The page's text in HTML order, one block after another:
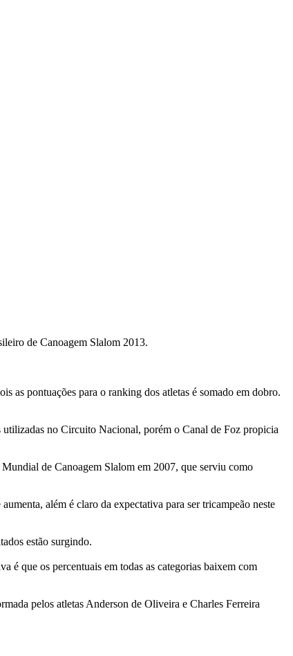
de Canoagem Slalom 2013.
as pontuações para o ranking dos atletas é somado em dobro.
utilizadas no Circuito Nacional, porém o Canal de Foz propicia
de Canoagem Slalom em 2007, que serviu como
além é claro da expectativa para ser tricampeão neste
estão surgindo.
é que os percentuais em todas as categorias baixem com
pelos atletas Anderson de Oliveira e Charles Ferreira